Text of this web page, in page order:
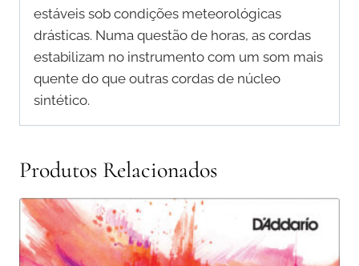
estáveis ​​sob condições meteorológicas
drásticas. Numa questão de horas, as cordas
estabilizam no instrumento com um som mais
quente do que outras cordas de núcleo
sintético.
Produtos Relacionados